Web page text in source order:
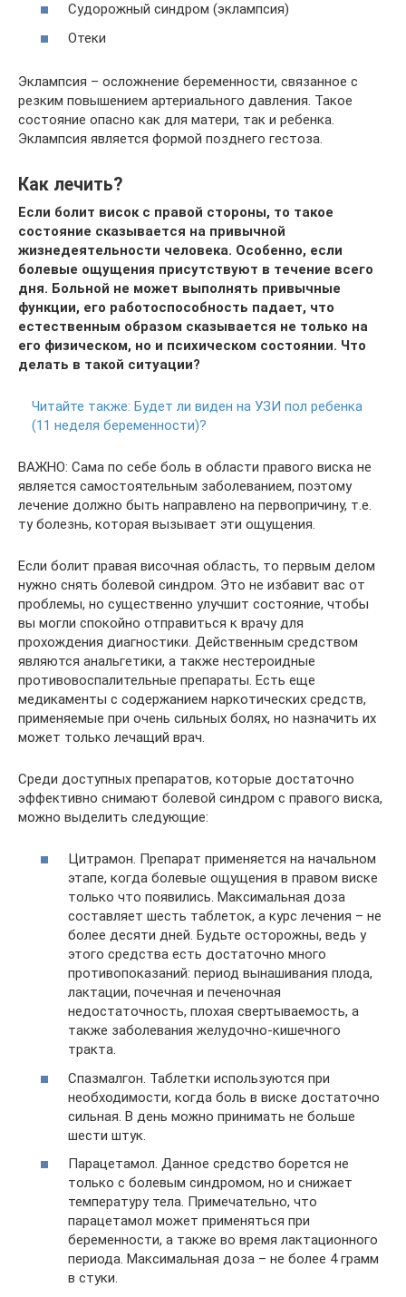
Судорожный синдром (эклампсия)
Отеки
Эклампсия – осложнение беременности, связанное с
резким повышением артериального давления. Такое
состояние опасно как для матери, так и ребенка.
Эклампсия является формой позднего гестоза.
Как лечить?
Если болит висок с правой стороны, то такое
состояние сказывается на привычной
жизнедеятельности человека. Особенно, если
болевые ощущения присутствуют в течение всего
дня. Больной не может выполнять привычные
функции, его работоспособность падает, что
естественным образом сказывается не только на
его физическом, но и психическом состоянии. Что
делать в такой ситуации?
Читайте также: Будет ли виден на УЗИ пол ребенка
(11 неделя беременности)?
ВАЖНО: Сама по себе боль в области правого виска не
является самостоятельным заболеванием, поэтому
лечение должно быть направлено на первопричину, т.е.
ту болезнь, которая вызывает эти ощущения.
Если болит правая височная область, то первым делом
нужно снять болевой синдром. Это не избавит вас от
проблемы, но существенно улучшит состояние, чтобы
вы могли спокойно отправиться к врачу для
прохождения диагностики. Действенным средством
являются анальгетики, а также нестероидные
противовоспалительные препараты. Есть еще
медикаменты с содержанием наркотических средств,
применяемые при очень сильных болях, но назначить их
может только лечащий врач.
Среди доступных препаратов, которые достаточно
эффективно снимают болевой синдром с правого виска,
можно выделить следующие:
Цитрамон. Препарат применяется на начальном
этапе, когда болевые ощущения в правом виске
только что появились. Максимальная доза
составляет шесть таблеток, а курс лечения – не
более десяти дней. Будьте осторожны, ведь у
этого средства есть достаточно много
противопоказаний: период вынашивания плода,
лактации, почечная и печеночная
недостаточность, плохая свертываемость, а
также заболевания желудочно-кишечного
тракта.
Спазмалгон. Таблетки используются при
необходимости, когда боль в виске достаточно
сильная. В день можно принимать не больше
шести штук.
Парацетамол. Данное средство борется не
только с болевым синдромом, но и снижает
температуру тела. Примечательно, что
парацетамол может применяться при
беременности, а также во время лактационного
периода. Максимальная доза – не более 4 грамм
в стуки.